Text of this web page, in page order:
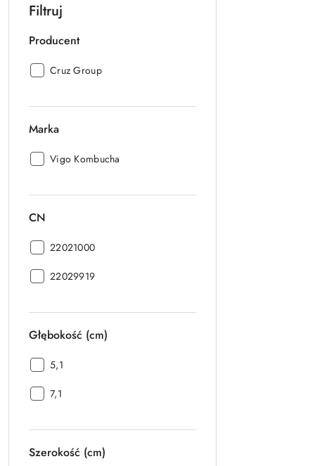
Filtruj
Producent
Producent:
Cruz Group
Marka
Marka:
Vigo Kombucha
CN
CN:
22021000
CN:
22029919
Głębokość (cm)
Głębokość
5,1
Głębokość
7,1
Szerokość (cm)